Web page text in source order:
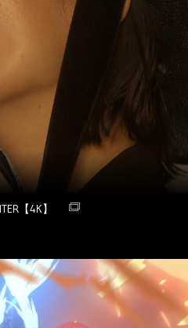
【4K】